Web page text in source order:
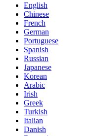
English
Chinese
French
German
Portuguese
Spanish
Russian
Japanese
Korean
Arabic
Irish
Greek
Turkish
Italian
Danish